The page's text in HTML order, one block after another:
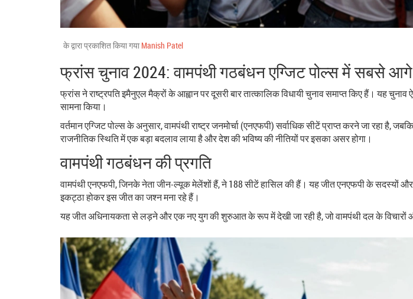
के द्वारा प्रकाशित किया गया Manish Patel
फ्रांस चुनाव 2024: वामपंथी गठबंधन एग्जिट पोल्स में सबसे आगे
फ्रांस ने राष्ट्रपति इमैनुएल मैक्रों के आह्वान पर दूसरी बार तात्कालिक विधायी चुनाव समाप्त किए हैं। यह
सामना किया।
वर्तमान एग्जिट पोल्स के अनुसार, वामपंथी राष्ट्र जनमोर्चा (एनएफपी) सर्वाधिक सीटें प्राप्त करने जा रहा है,
राजनीतिक स्थिति में एक बड़ा बदलाव लाया है और देश की भविष्य की नीतियों पर इसका असर होगा।
वामपंथी गठबंधन की प्रगति
वामपंथी एनएफपी, जिनके नेता जीन-ल्यूक मेलेंशों हैं, ने 188 सीटें हासिल की हैं। यह जीत एनएफपी के सदस्यों
इकट्ठा होकर इस जीत का जश्न मना रहे हैं।
यह जीत अधिनायकता से लड़ने और एक नए युग की शुरुआत के रूप में देखी जा रही है, जो वामपंथी दल के विचारों